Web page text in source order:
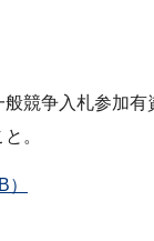
競争入札参加
。